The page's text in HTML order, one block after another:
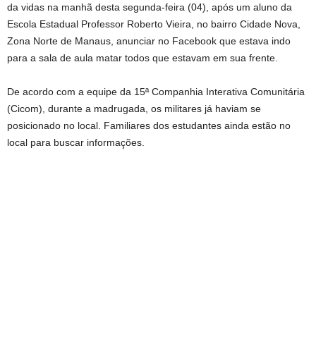
da vidas na manhã desta segunda-feira (04), após um aluno da
Escola Estadual Professor Roberto Vieira, no bairro Cidade Nova,
Zona Norte de Manaus, anunciar no Facebook que estava indo
para a sala de aula matar todos que estavam em sua frente.
De acordo com a equipe da 15ª Companhia Interativa Comunitária
(Cicom), durante a madrugada, os militares já haviam se
posicionado no local. Familiares dos estudantes ainda estão no
local para buscar informações.